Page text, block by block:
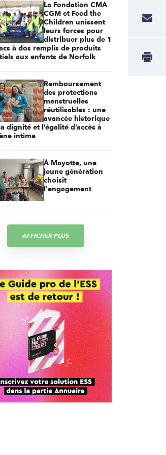
La Fondation CMA
CGM et Feed the
Children unissent
leurs forces pour
distribuer plus de 1
à dos remplis de produits
aux enfants de Norfolk
Remboursement
des protections
menstruelles
réutilisables : une
avancée historique
dignité et l’égalité d’accès à
intime
À Mayotte, une
jeune génération
choisit
l'engagement
AFFICHER PLUS